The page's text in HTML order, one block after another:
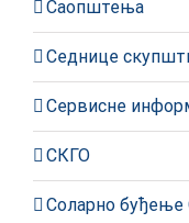
Саопштења
Седнице
Сервисне
СКГО
Соларно буђење